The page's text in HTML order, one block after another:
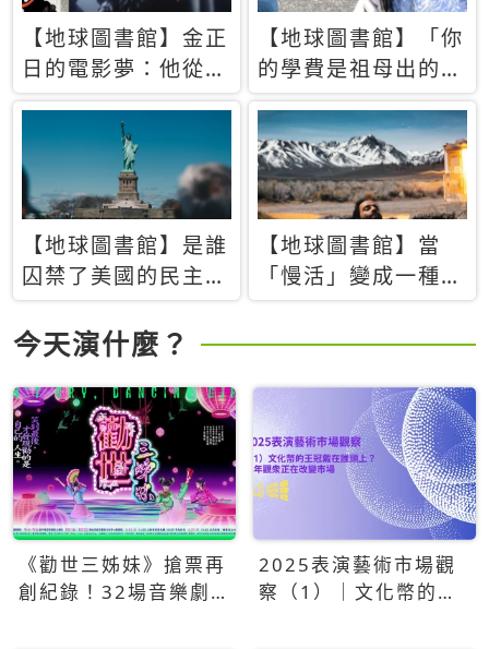
【地球圖書館】金正
日的電影夢：他從南
韓綁來導演和演員，
卻拍出諷刺獨裁者的
北韓電影《平壤怪
獸》
【地球圖書館】「你
的學費是祖母出的」
當孝順變成情緒勒
索，日本孫女弒親案
背後的照護壓力
【地球圖書館】是誰
囚禁了美國的民主？
當民主威脅到特權，
經濟學家長達半世紀
的反撲計畫
【地球圖書館】當
「慢活」變成一種商
品：社群時代，資本
主義如何包裝你的休
今天演什麼？
《勸世三姊妹》搶票再
創紀錄！32場音樂劇
2025表演藝術市場觀
察（1）｜文化幣的王